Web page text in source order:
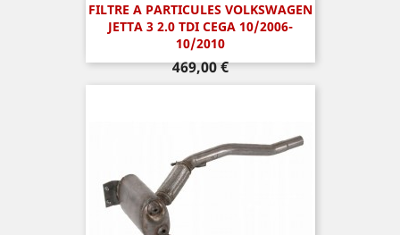
FILTRE A PARTICULES VOLKSWAGEN
JETTA 3 2.0 TDI CEGA 10/2006-
10/2010
Prix
469,00 €